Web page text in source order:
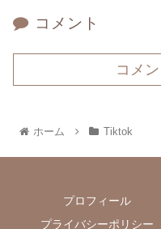
コメント
コメ
ホーム Tiktok
プロフィール
プライバシーポリシー